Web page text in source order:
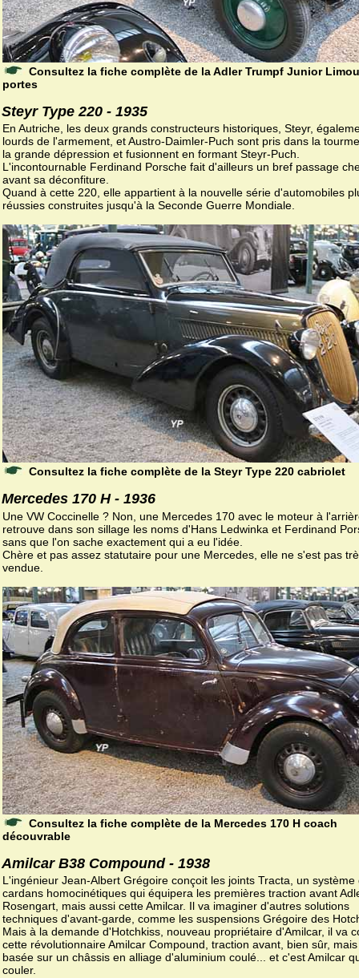
Consultez la fiche complète de la Adler Trumpf Junior
portes
Steyr Type 220 - 1935
En Autriche, les deux grands constructeurs historiques, Steyr,
lourds de l'armement, et Austro-Daimler-Puch sont pris dans la
la grande dépression et fusionnent en formant Steyr-Puch.
L'incontournable Ferdinand Porsche fait d'ailleurs un bref passage
avant sa déconfiture.
Quand à cette 220, elle appartient à la nouvelle série d'automobiles
réussies construites jusqu'à la Seconde Guerre Mondiale.
Consultez la fiche complète de la Steyr Type 220 cabriolet
Mercedes 170 H - 1936
Une VW Coccinelle ? Non, une Mercedes 170 avec le moteur à
retrouve dans son sillage les noms d'Hans Ledwinka et Ferdinand
sans que l'on sache exactement qui a eu l'idée.
Chère et pas assez statutaire pour une Mercedes, elle ne s'est pas
vendue.
Consultez la fiche complète de la Mercedes 170 H coach
découvrable
Amilcar B38 Compound - 1938
L'ingénieur Jean-Albert Grégoire conçoit les joints Tracta, un système
cardans homocinétiques qui équipera les premières traction avant
Rosengart, mais aussi cette Amilcar. Il va imaginer d'autres solutions
techniques d'avant-garde, comme les suspensions Grégoire des
Mais à la demande d'Hotchkiss, nouveau propriétaire d'Amilcar, il va
cette révolutionnaire Amilcar Compound, traction avant, bien sûr,
basée sur un châssis en alliage d'aluminium coulé... et c'est Amilcar
couler.